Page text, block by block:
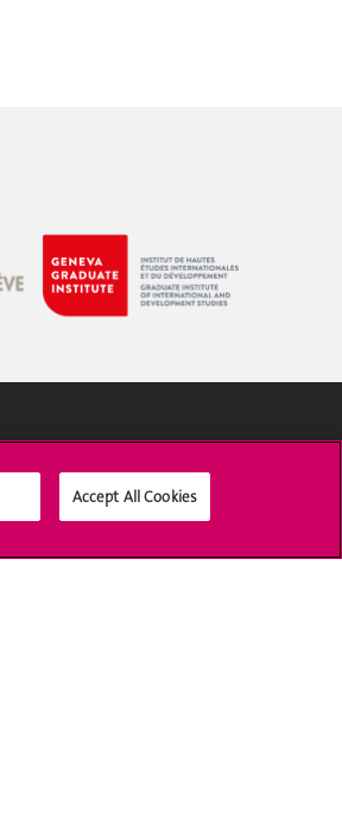
Accept All Cookies